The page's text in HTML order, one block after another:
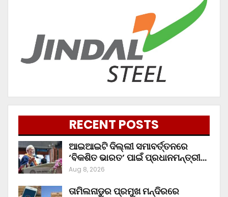
RECENT POSTS
ଆଇଆଇଟି ଦିଲ୍ଲୀ ସମାବର୍ତ୍ତନରେ
‘ବିକଶିତ ଭାରତ’ ପାଇଁ ପ୍ରଧାନମନ୍ତ୍ରୀ…
Aug 8, 2026
ତାମିଲନାଡୁର ପ୍ରମୁଖ ମନ୍ଦିରରେ